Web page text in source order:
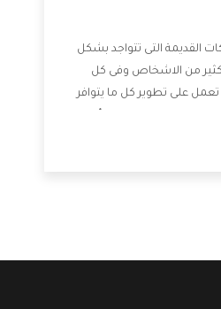
القديمة التى تتواجد بشكل
من الاشخاص وفى كل
تعمل على تطوير كل ما يتوافر
وتقدم للعملاء أقوى